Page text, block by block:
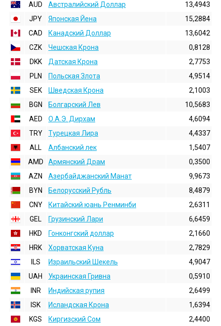
AUD
Австралийский Доллар
13,4943
JPY
Японская Йена
15,2884
CAD
Канадский Доллар
13,6042
CZK
Чешская Крона
0,8128
DKK
Датская Крона
2,7753
PLN
Польская Злота
4,9514
SEK
Шведская Крона
2,1003
BGN
Болгарский Лев
10,5683
AED
О.А.Э. Дирхам
4,6094
TRY
Турецкая Лира
4,4337
ALL
Албанский лек
1,5407
AMD
Армянский Драм
0,3500
AZN
Азербайджанский Манат
9,9673
BYN
Белорусский Рубль
8,4879
CNY
Китайский юань Ренминби
2,6311
GEL
Грузинский Лари
6,6459
HKD
Гонконгский доллаp
2,1660
HRK
Хорватская Куна
2,7829
ILS
Израильский Шекель
4,9047
UAH
Украинская Гривна
0,5910
INR
Индийская pупия
2,6499
ISK
Исландская Крона
1,6394
KGS
Киргизский Сом
2,4400